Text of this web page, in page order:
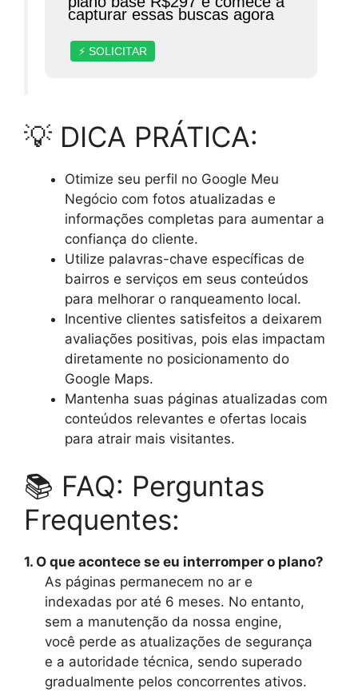
capturar essas buscas agora
⚡ SOLICITAR
💡 DICA PRÁTICA:
Otimize seu perfil no Google Meu
Negócio com fotos atualizadas e
informações completas para aumentar a
confiança do cliente.
Utilize palavras-chave específicas de
bairros e serviços em seus conteúdos
para melhorar o ranqueamento local.
Incentive clientes satisfeitos a deixarem
avaliações positivas, pois elas impactam
diretamente no posicionamento do
Google Maps.
Mantenha suas páginas atualizadas com
conteúdos relevantes e ofertas locais
para atrair mais visitantes.
📚 FAQ: Perguntas
Frequentes:
1. O que acontece se eu interromper o plano?
As páginas permanecem no ar e
indexadas por até 6 meses. No entanto,
sem a manutenção da nossa engine,
você perde as atualizações de segurança
e a autoridade técnica, sendo superado
gradualmente pelos concorrentes ativos.